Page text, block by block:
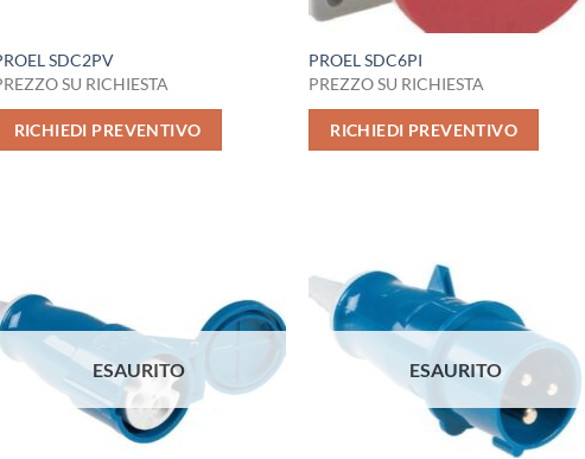
SDC2PV
SU RICHIESTA
RICHIEDI PREVENTIVO
PROEL SDC6PI
PREZZO SU RICHIESTA
RICHIEDI PREVENTIVO
ESAURITO ESAURITO